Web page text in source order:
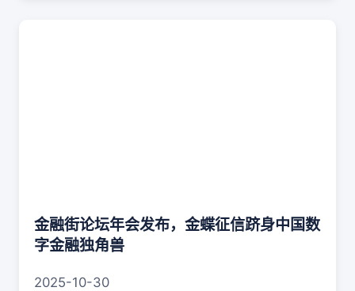
金融街论坛年会发布，金蝶征信跻身中国数
字金融独角兽
2025-10-30